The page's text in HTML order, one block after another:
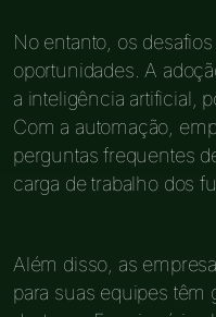
No entanto, os
oportunidades. A
a inteligência artificial,
Com a automação,
perguntas frequentes
carga de trabalho dos
Além disso, as
para suas equipes